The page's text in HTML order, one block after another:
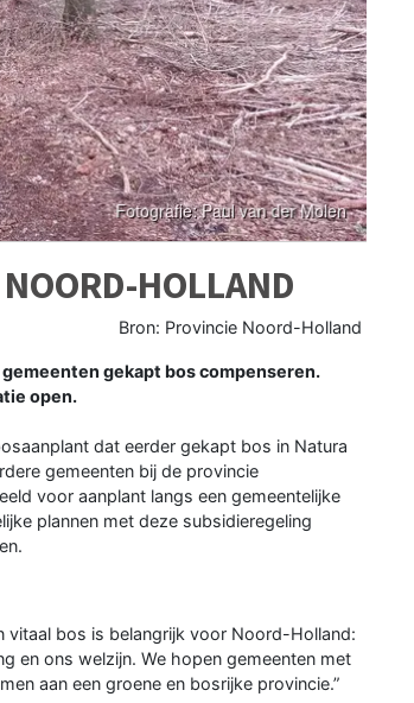
HOLLAND
Bron: Provincie Noord-Holland
gekapt bos compenseren.
open.
dat eerder gekapt bos in Natura
gemeenten bij de provincie
voor aanplant langs een gemeentelijke
plannen met deze subsidieregeling
vitaal bos is belangrijk voor Noord-Holland:
en ons welzijn. We hopen gemeenten met
aan een groene en bosrijke provincie.”